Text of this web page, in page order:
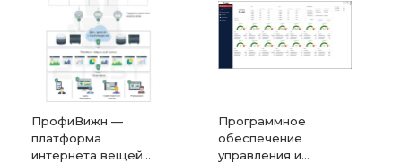
ПрофиВижн —
платформа
интернета вещей
Программное
обеспечение
управления и